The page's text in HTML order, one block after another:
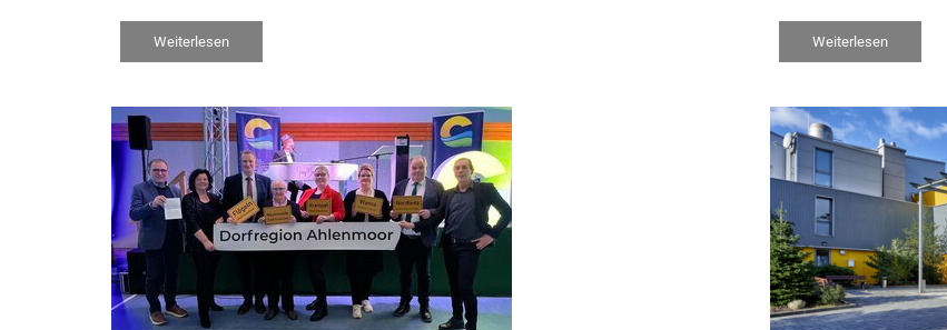
Weiterlesen Weiterlesen